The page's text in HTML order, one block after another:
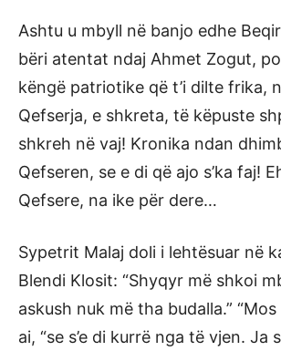
Ashtu u mbyll në banjo edhe
bëri atentat ndaj Ahmet Zogut,
këngë patriotike që t’i dilte frika,
Qefserja, e shkreta, të këpuste
shkreh në vaj! Kronika ndan
Qefseren, se e di që ajo s’ka faj!
Qefsere, na ike për dere…
Sypetrit Malaj doli i lehtësuar në
Blendi Klosit: “Shyqyr më shkoi
askush nuk më tha budalla.”
ai, “se s’e di kurrë nga të vjen. Ja